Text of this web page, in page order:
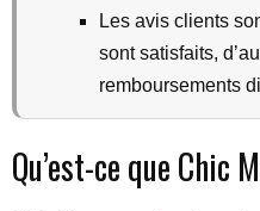
Les avis clients
sont satisfaits,
remboursements
Qu’est-ce que Chic